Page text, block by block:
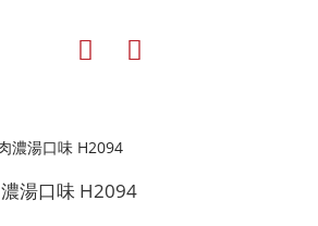
湯口味 H2094